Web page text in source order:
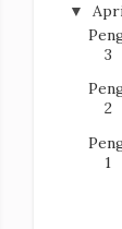
▼
3
2
1